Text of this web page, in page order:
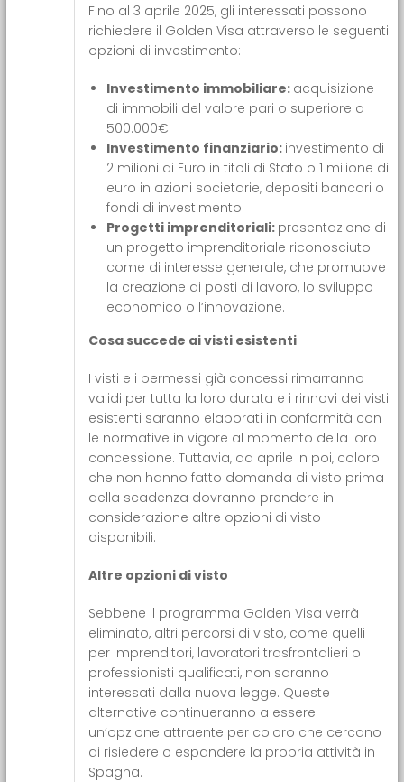
Fino al 3 aprile 2025, gli interessati possono
richiedere il Golden Visa attraverso le seguenti
opzioni di investimento:
Investimento immobiliare: acquisizione
di immobili del valore pari o superiore a
500.000€.
Investimento finanziario: investimento di
2 milioni di Euro in titoli di Stato o 1 milione di
euro in azioni societarie, depositi bancari o
fondi di investimento.
Progetti imprenditoriali: presentazione di
un progetto imprenditoriale riconosciuto
come di interesse generale, che promuove
la creazione di posti di lavoro, lo sviluppo
economico o l’innovazione.
Cosa succede ai visti esistenti
I visti e i permessi già concessi rimarranno
validi per tutta la loro durata e i rinnovi dei visti
esistenti saranno elaborati in conformità con
le normative in vigore al momento della loro
concessione. Tuttavia, da aprile in poi, coloro
che non hanno fatto domanda di visto prima
della scadenza dovranno prendere in
considerazione altre opzioni di visto
disponibili.
Altre opzioni di visto
Sebbene il programma Golden Visa verrà
eliminato, altri percorsi di visto, come quelli
per imprenditori, lavoratori trasfrontalieri o
professionisti qualificati, non saranno
interessati dalla nuova legge. Queste
alternative continueranno a essere
un’opzione attraente per coloro che cercano
di risiedere o espandere la propria attività in
Spagna.